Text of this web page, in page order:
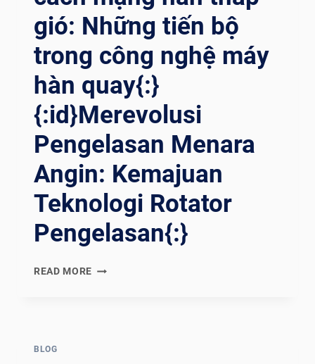
gió: Những tiến bộ
trong công nghệ máy
hàn quay{:}
{:id}Merevolusi
Pengelasan Menara
Angin: Kemajuan
Teknologi Rotator
Pengelasan{:}
READ MORE {:EN}REVOLUTIONIZING
BLOG